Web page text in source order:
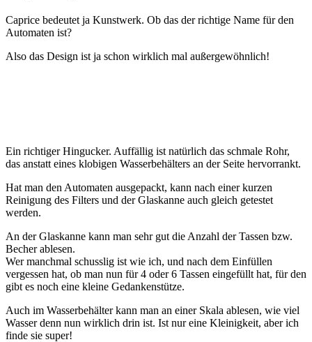
Caprice bedeutet ja Kunstwerk. Ob das der richtige Name für den
Automaten ist?
Also das Design ist ja schon wirklich mal außergewöhnlich!
Ein richtiger Hingucker. Auffällig ist natürlich das schmale Rohr,
das anstatt eines klobigen Wasserbehälters an der Seite hervorrankt.
Hat man den Automaten ausgepackt, kann nach einer kurzen
Reinigung des Filters und der Glaskanne auch gleich getestet
werden.
An der Glaskanne kann man sehr gut die Anzahl der Tassen bzw.
Becher ablesen.
Wer manchmal schusslig ist wie ich, und nach dem Einfüllen
vergessen hat, ob man nun für 4 oder 6 Tassen eingefüllt hat, für den
gibt es noch eine kleine Gedankenstütze.
Auch im Wasserbehälter kann man an einer Skala ablesen, wie viel
Wasser denn nun wirklich drin ist. Ist nur eine Kleinigkeit, aber ich
finde sie super!